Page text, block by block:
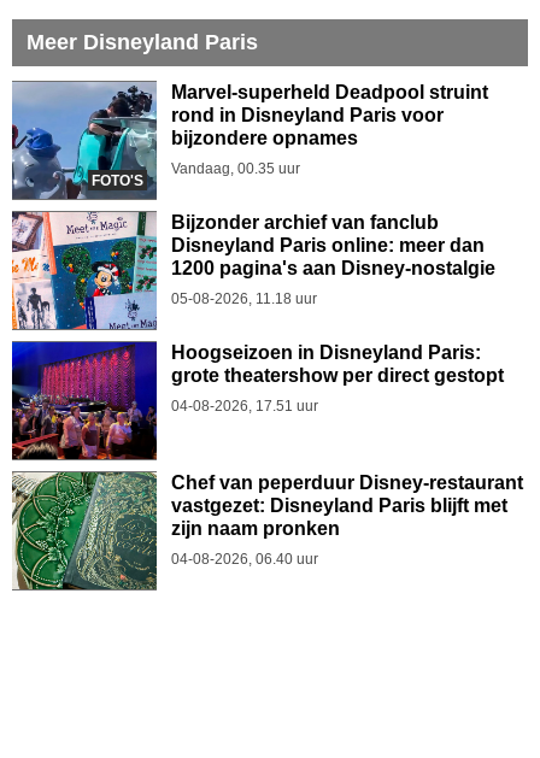
Meer Disneyland Paris
FOTO'S
Marvel-superheld Deadpool struint
rond in Disneyland Paris voor
bijzondere opnames
Vandaag, 00.35 uur
Bijzonder archief van fanclub
Disneyland Paris online: meer dan
1200 pagina's aan Disney-nostalgie
05-08-2026, 11.18 uur
Hoogseizoen in Disneyland Paris:
grote theatershow per direct gestopt
04-08-2026, 17.51 uur
Chef van peperduur Disney-restaurant
vastgezet: Disneyland Paris blijft met
zijn naam pronken
04-08-2026, 06.40 uur